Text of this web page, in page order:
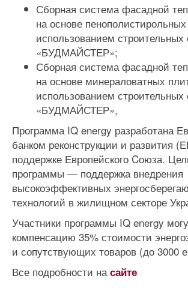
Сборная система фасадной
на основе
использованием
«БУДМАЙСТЕР»;
Сборная система фасадной
на основе минераловатных
использованием
«БУДМАЙСТЕР»,
Программа IQ energy разработана
банком реконструкции и развития
поддержке Европейского Cоюза.
программы — поддержка внедрения
высокоэффективных
технологий в жилищном секторе
Участники программы IQ energy
компенсацию 35% стоимости
и сопутствующих товаров (до 3000
Все подробности насайте